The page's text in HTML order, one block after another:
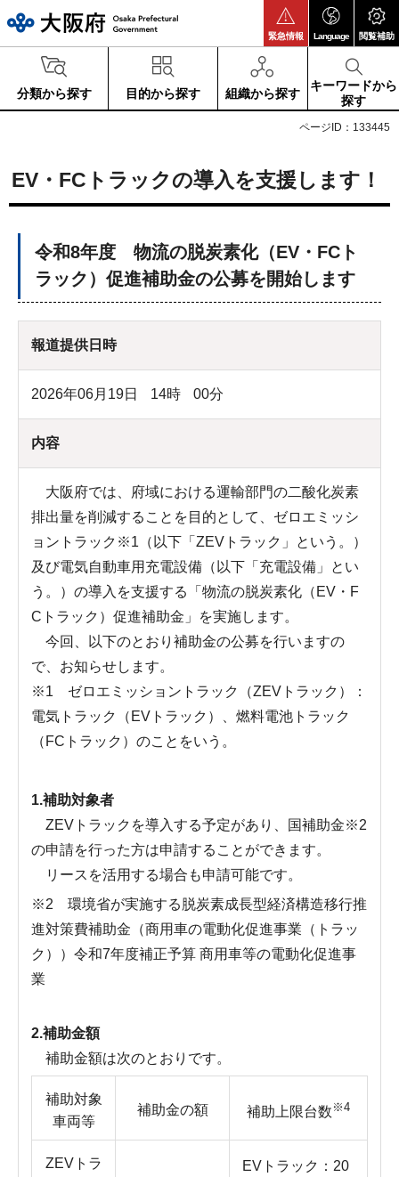
緊急情報 Language 閲覧補助
分類から探す 目的から探す 組織から探す
キーワードから
探す
ページID：133445
EV・FCトラックの導入を支援します！
令和8年度 物流の脱炭素化（EV・FCト
ラック）促進補助金の公募を開始します
報道提供日時
2026年06月19日 14時 00分
内容
大阪府では、府域における運輸部門の二酸化炭素
排出量を削減することを目的として、ゼロエミッシ
ョントラック※1（以下「ZEVトラック」という。）
及び電気自動車用充電設備（以下「充電設備」とい
う。）の導入を支援する「物流の脱炭素化（EV・F
Cトラック）促進補助金」を実施します。
今回、以下のとおり補助金の公募を行いますの
で、お知らせします。
※1 ゼロエミッショントラック（ZEVトラック）：
電気トラック（EVトラック）、燃料電池トラック
（FCトラック）のことをいう。
1.補助対象者
ZEVトラックを導入する予定があり、国補助金※2
の申請を行った方は申請することができます。
リースを活用する場合も申請可能です。
※2 環境省が実施する脱炭素成長型経済構造移行推
進対策費補助金（商用車の電動化促進事業（トラッ
ク））令和7年度補正予算 商用車等の電動化促進事
業
2.補助金額
補助金額は次のとおりです。
補助対象
車両等
補助金の額 補助上限台数 ※4
ZEVトラ
EVトラック：20